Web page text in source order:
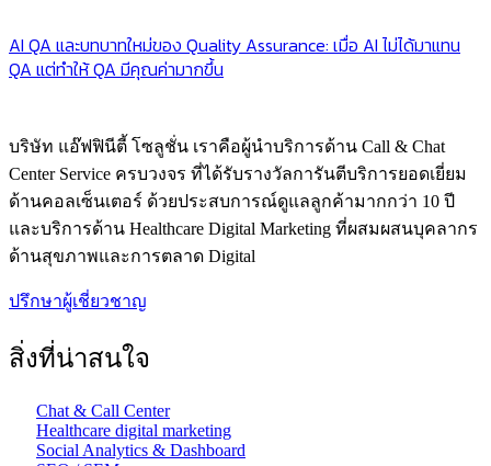
AI QA และบทบาทใหม่ของ Quality Assurance: เมื่อ AI ไม่ได้มาแทน
QA แต่ทำให้ QA มีคุณค่ามากขึ้น
บริษัท แอ๊ฟฟินีตี้ โซลูชั่น เราคือผู้นำบริการด้าน Call & Chat
Center Service ครบวงจร ที่ได้รับรางวัลการันตีบริการยอดเยี่ยม
ด้านคอลเซ็นเตอร์ ด้วยประสบการณ์ดูแลลูกค้ามากกว่า 10 ปี
และบริการด้าน Healthcare Digital Marketing ที่ผสมผสนบุคลากร
ด้านสุขภาพและการตลาด Digital
ปรึกษาผู้เชี่ยวชาญ
สิ่งที่น่าสนใจ
Healthcare digital marketing
Social Analytics & Dashboard
SEO / SEM